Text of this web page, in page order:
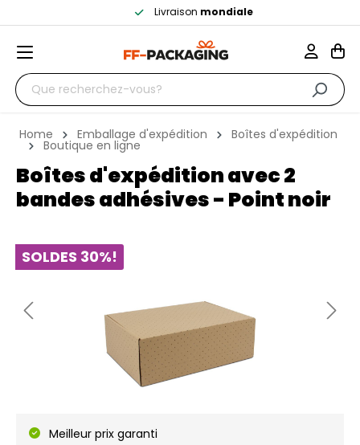
Livraisonmondiale
Home Emballage d'expédition Boîtes d'expédition
Boutique en ligne
Boîtes d'expédition avec 2
bandes adhésives - Point noir
SOLDES 30%!
Meilleur prix garanti